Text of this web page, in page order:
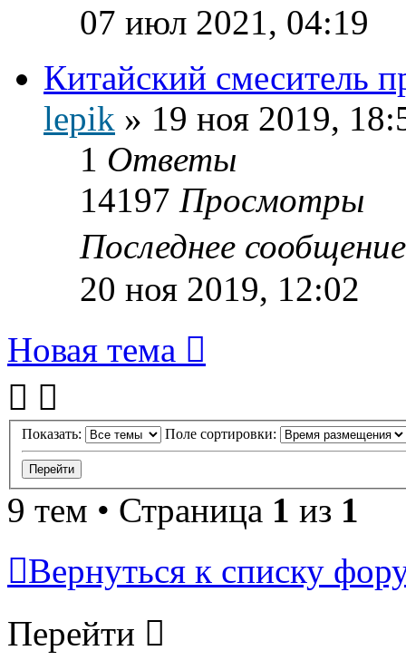
07 июл 2021, 04:19
Китайский смеситель
lepik » 19 ноя 2019,
1 Ответы
14197 Просмотры
Последнее
20 ноя 2019, 12:02
Новая тема
Показать: Поле сортировки:
9 тем • Страница 1 из 1
Вернуться к списку
Перейти